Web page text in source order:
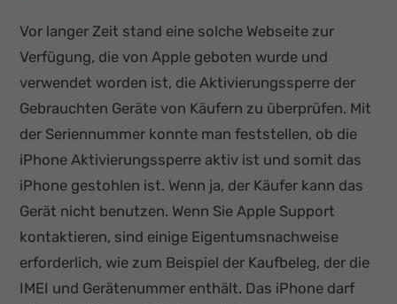
Vor langer Zeit stand eine solche Webseite zur
Verfügung, die von Apple geboten wurde und
verwendet worden ist, die Aktivierungssperre der
Gebrauchten Geräte von Käufern zu überprüfen. Mit
der Seriennummer konnte man feststellen, ob die
iPhone Aktivierungssperre aktiv ist und somit das
iPhone gestohlen ist. Wenn ja, der Käufer kann das
Gerät nicht benutzen. Wenn Sie Apple Support
kontaktieren, sind einige Eigentumsnachweise
erforderlich, wie zum Beispiel der Kaufbeleg, der die
IMEI und Gerätenummer enthält. Das iPhone darf